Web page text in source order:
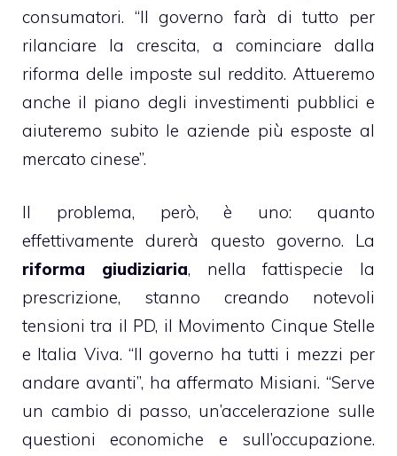
consumatori. “Il governo farà di tutto per
rilanciare la crescita, a cominciare dalla
riforma delle imposte sul reddito. Attueremo
anche il piano degli investimenti pubblici e
aiuteremo subito le aziende più esposte al
mercato cinese”.
Il problema, però, è uno: quanto
effettivamente durerà questo governo. La
riforma giudiziaria, nella fattispecie la
prescrizione, stanno creando notevoli
tensioni tra il PD, il Movimento Cinque Stelle
e Italia Viva. “Il governo ha tutti i mezzi per
andare avanti”, ha affermato Misiani. “Serve
un cambio di passo, un’accelerazione sulle
questioni economiche e sull’occupazione.